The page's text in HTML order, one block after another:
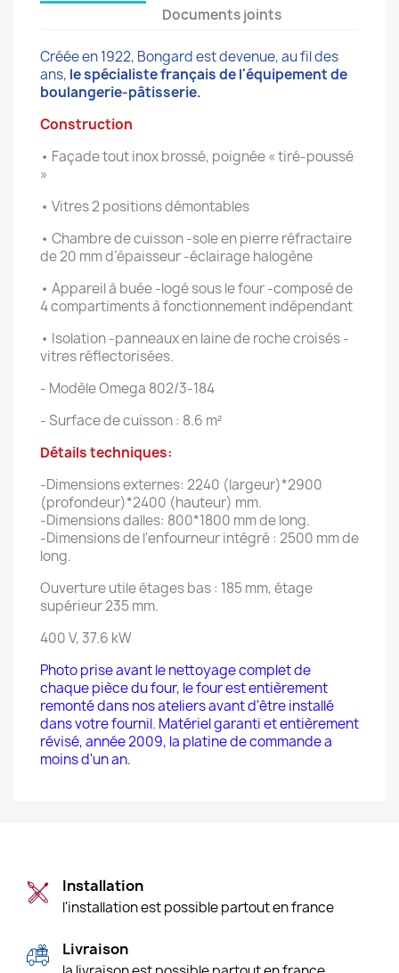
Documents joints
Créée en 1922, Bongard est devenue, au fil des
ans, le spécialiste français de l'équipement de
boulangerie-pâtisserie.
Construction
• Façade tout inox brossé, poignée « tiré-poussé
»
• Vitres 2 positions démontables
• Chambre de cuisson -sole en pierre réfractaire
de 20 mm d’épaisseur -éclairage halogène
• Appareil à buée -logé sous le four -composé de
4 compartiments à fonctionnement indépendant
• Isolation -panneaux en laine de roche croisés -
vitres réflectorisées.
- Modèle Omega 802/3-184
- Surface de cuisson : 8.6 m²
Détails techniques:
-Dimensions externes: 2240 (largeur)*2900
(profondeur)*2400 (hauteur) mm.
-Dimensions dalles: 800*1800 mm de long.
-Dimensions de l'enfourneur intégré : 2500 mm de
long.
Ouverture utile étages bas : 185 mm, étage
supérieur 235 mm.
400 V, 37.6 kW
Photo prise avant le nettoyage complet de
chaque pièce du four, le four est entièrement
remonté dans nos ateliers avant d'être installé
dans votre fournil. Matériel garanti et entièrement
révisé, année 2009, la platine de commande a
moins d'un an.
Installation
l'installation est possible partout en france
Livraison